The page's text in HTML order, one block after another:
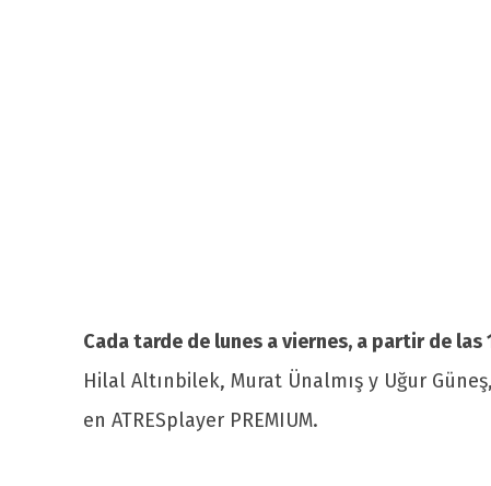
Cada tarde de lunes a viernes, a partir de las
Hilal Altınbilek, Murat Ünalmış y Uğur
en ATRESplayer PREMIUM.